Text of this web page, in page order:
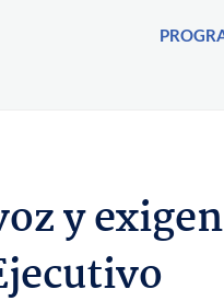
y exigen